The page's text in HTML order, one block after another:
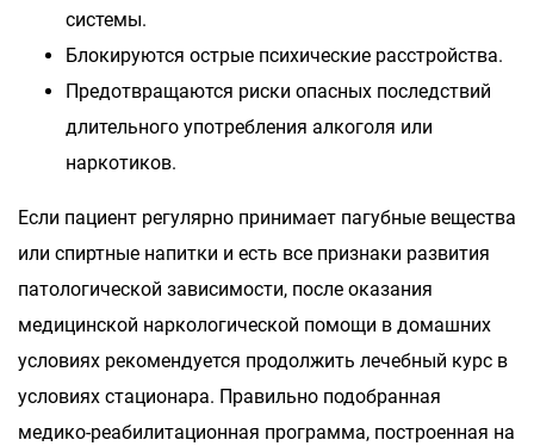
системы.
Блокируются острые психические расстройства.
Предотвращаются риски опасных последствий
длительного употребления алкоголя или
наркотиков.
Если пациент регулярно принимает пагубные вещества
или спиртные напитки и есть все признаки развития
патологической зависимости, после оказания
медицинской наркологической помощи в домашних
условиях рекомендуется продолжить лечебный курс в
условиях стационара. Правильно подобранная
медико-реабилитационная программа, построенная на